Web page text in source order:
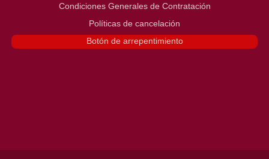
Condiciones Generales de Contratación
Políticas de cancelación
Botón de arrepentimiento